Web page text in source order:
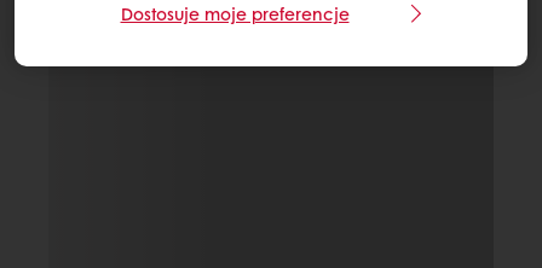
Dostosuje moje preferencje